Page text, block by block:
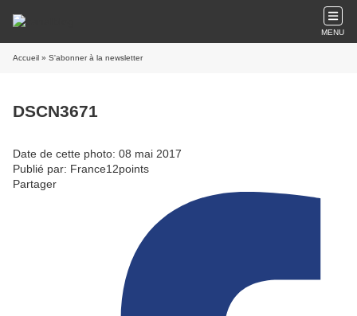
MENU
Accueil » S'abonner à la newsletter
DSCN3671
Date de cette photo: 08 mai 2017
Publié par: France12points
Partager